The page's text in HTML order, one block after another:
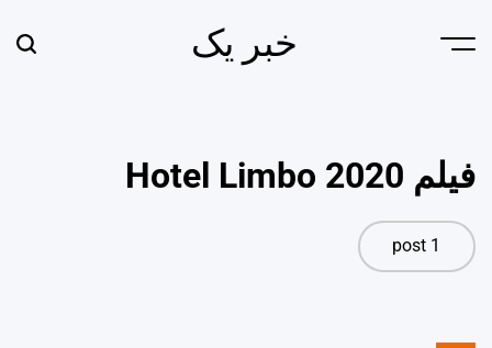
Menu خبر یک
فیلم Hotel Limbo 2020
1 post